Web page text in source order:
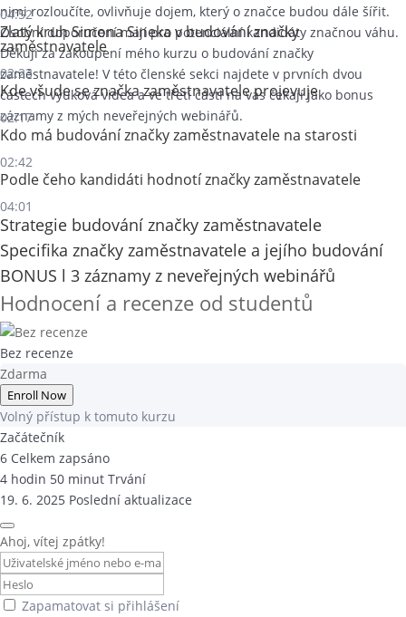
nimi rozloučíte, ovlivňuje dojem, který o značce budou dále šířit.
Osobní doporučení mají pro potenciální kandidáty značnou váhu.
Děkuji za zakoupení mého kurzu o budování značky
zaměstnavatele! V této členské sekci najdete v prvních dvou
částech výuková videa a ve třetí části na vás čekají jako bonus
záznamy z mých neveřejných webinářů.
04:52
Zlatý kruh Simona Sineka v budování značky
zaměstnavatele
02:23
Kde všude se značka zaměstnavatele projevuje
02:17
Kdo má budování značky zaměstnavatele na starosti
02:42
Podle čeho kandidáti hodnotí značky zaměstnavatele
04:01
Strategie budování značky zaměstnavatele
Specifika značky zaměstnavatele a jejího budování
BONUS l 3 záznamy z neveřejných webinářů
Hodnocení a recenze od studentů
Bez recenze
Zdarma
Enroll Now
Volný přístup k tomuto kurzu
Začátečník
6 Celkem zapsáno
4 hodin 50 minut Trvání
19. 6. 2025 Poslední aktualizace
Ahoj, vítej zpátky!
Zapamatovat si přihlášení